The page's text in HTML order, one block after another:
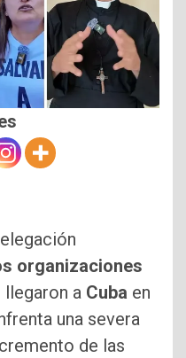
organizaciones
llegaron a Cuba en
una severa
de las